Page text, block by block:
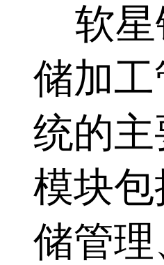
软星
储加
统的
模块
储管